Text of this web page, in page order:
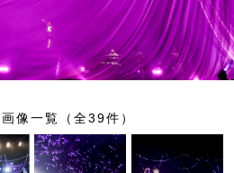
像一覧（全39件）